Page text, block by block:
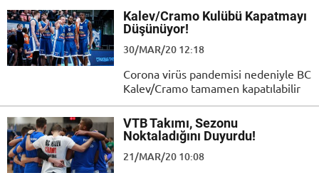
Kalev/Cramo Kulübü Kapatmayı
Düşünüyor!
30/MAR/20 12:18
Corona virüs pandemisi nedeniyle BC
Kalev/Cramo tamamen kapatılabilir
VTB Takımı, Sezonu
Noktaladığını Duyurdu!
21/MAR/20 10:08